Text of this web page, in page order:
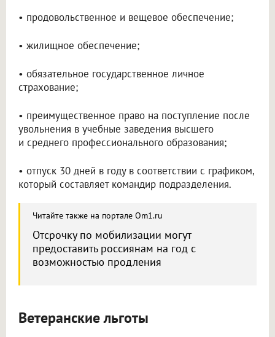
• продовольственное и вещевое обеспечение;
• жилищное обеспечение;
• обязательное государственное личное
страхование;
• преимущественное право на поступление после
увольнения в учебные заведения высшего
и среднего профессионального образования;
• отпуск 30 дней в году в соответствии с графиком,
который составляет командир подразделения.
Читайте также на портале Om1.ru
Отсрочку по мобилизации могут
предоставить россиянам на год с
возможностью продления
Ветеранские льготы